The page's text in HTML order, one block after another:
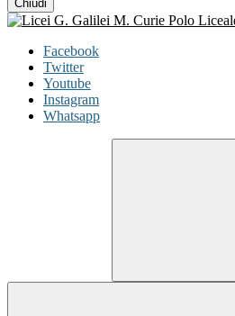
Chiudi
Facebook
Twitter
Youtube
Instagram
Whatsapp